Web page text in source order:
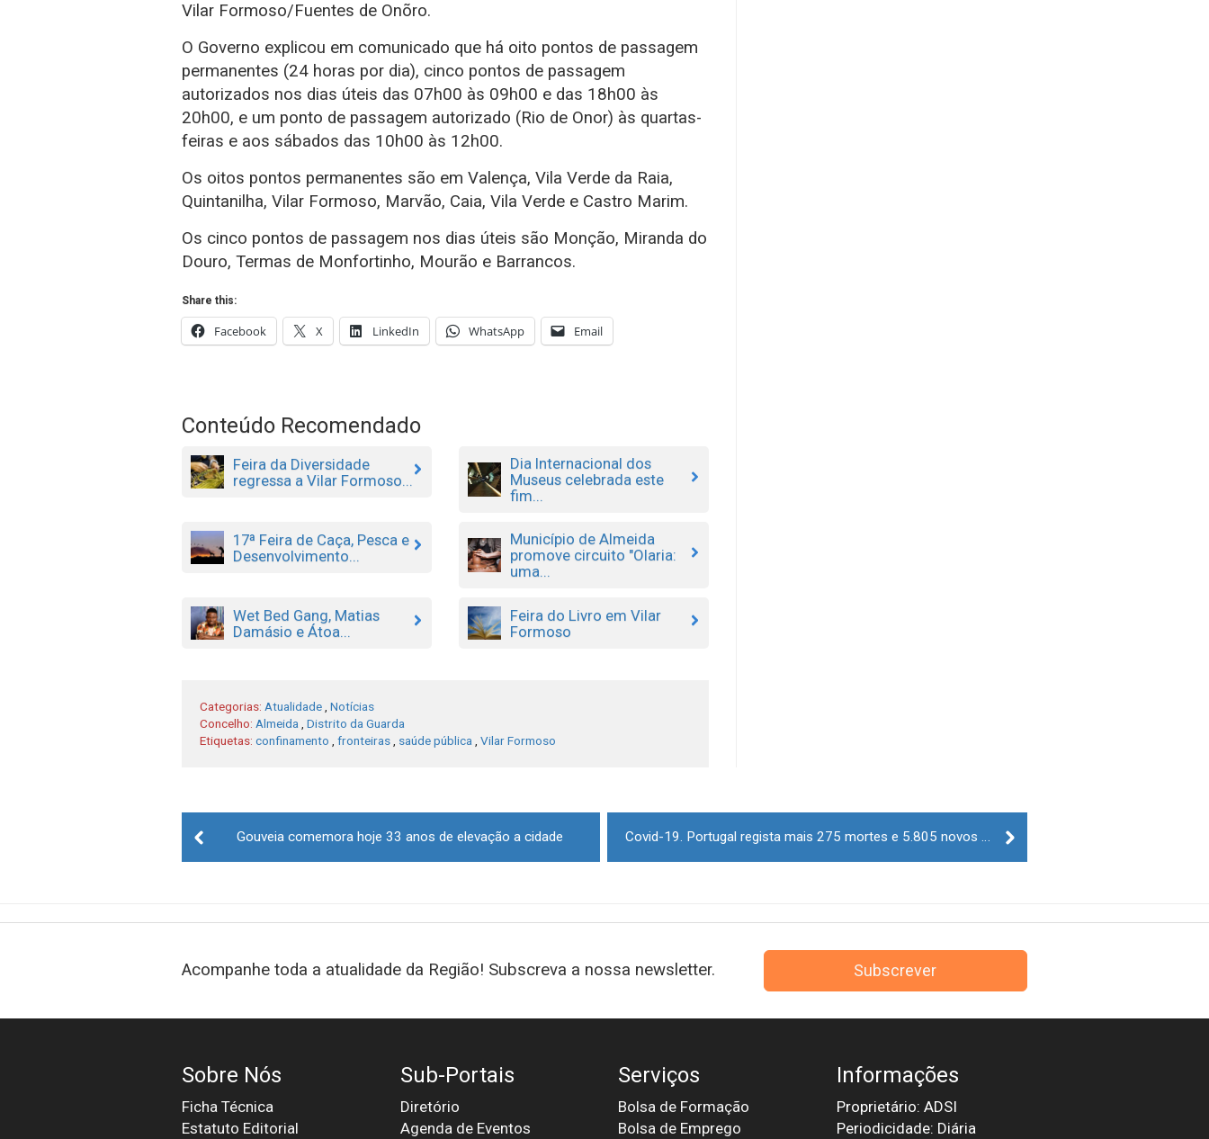
Vilar Formoso/Fuentes de Onõro.
O Governo explicou em comunicado que há oito pontos de passagem
permanentes (24 horas por dia), cinco pontos de passagem
autorizados nos dias úteis das 07h00 às 09h00 e das 18h00 às
20h00, e um ponto de passagem autorizado (Rio de Onor) às quartas-
feiras e aos sábados das 10h00 às 12h00.
Os oitos pontos permanentes são em Valença, Vila Verde da Raia,
Quintanilha, Vilar Formoso, Marvão, Caia, Vila Verde e Castro Marim.
Os cinco pontos de passagem nos dias úteis são Monção, Miranda do
Douro, Termas de Monfortinho, Mourão e Barrancos.
Share this:
Facebook X LinkedIn WhatsApp Email
Conteúdo Recomendado
Feira da Diversidade
regressa a Vilar Formoso...
Dia Internacional dos
Museus celebrada este
fim...
17ª Feira de Caça, Pesca e
Desenvolvimento...
Município de Almeida
promove circuito "Olaria:
uma...
Wet Bed Gang, Matias
Damásio e Átoa...
Feira do Livro em Vilar
Formoso
Categorias: Atualidade Notícias
Concelho: Almeida
Distrito da Guarda
Etiquetas: confinamento fronteiras saúde pública Vilar Formoso
navigationGouveia comemora hoje 33 anos de elevação a cidade Covid-19. Portugal regista mais 275 mortes e 5.805 novos casos
Acompanhe toda a atualidade da Região! Subscreva a nossa newsletter. Subscrever
Sobre Nós
Ficha Técnica
Estatuto Editorial
Sub-Portais
Diretório
Agenda de Eventos
Serviços
Bolsa de Formação
Bolsa de Emprego
Informações
Proprietário: ADSI
Periodicidade: Diária